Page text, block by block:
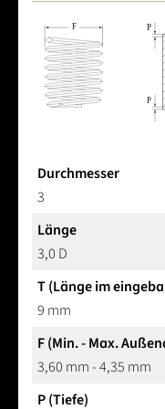
Durchmesser
3
Länge
3,0 D
T (Länge im
9 mm
F (Min. - Max.
3,60 mm - 4,35 mm
P (Tiefe)